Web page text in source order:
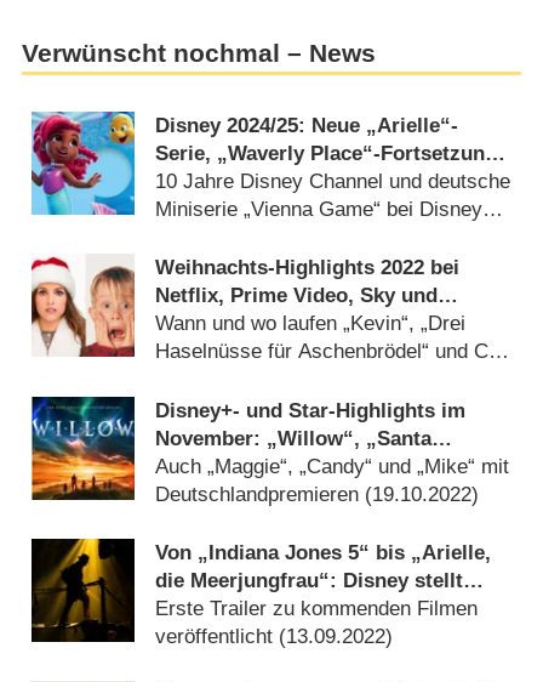
Verwünscht nochmal – News
Disney 2024/​25: Neue „Arielle“-
Serie, „Waverly Place“-Fortsetzung
und weitere Marvel-Serien
10 Jahre Disney Channel und deutsche
Miniserie „Vienna Game“ bei Disney+
Weihnachts-Highlights 2022 bei
Netflix, Prime Video, Sky und
Disney+
Wann und wo laufen „Kevin“, „Drei
Haselnüsse für Aschenbrödel“ und Co?
Disney+- und Star-Highlights im
November: „Willow“, „Santa
Clause“ und „The Patient“
Auch „Maggie“, „Candy“ und „Mike“ mit
Deutschlandpremieren (19.10.2022)
Von „Indiana Jones 5“ bis „Arielle,
die Meerjungfrau“: Disney stellt
neue Filme auf der D23 Expo vor
Erste Trailer zu kommenden Filmen
veröffentlicht (13.09.2022)